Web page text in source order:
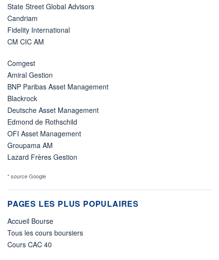
State Street Global Advisors
Candriam
Fidelity International
CM CIC AM
Comgest
Amiral Gestion
BNP Paribas Asset Management
Blackrock
Deutsche Asset Management
Edmond de Rothschild
OFI Asset Management
Groupama AM
Lazard Frères Gestion
* source Google
PAGES LES PLUS POPULAIRES
Accueil Bourse
Tous les cours boursiers
Cours CAC 40